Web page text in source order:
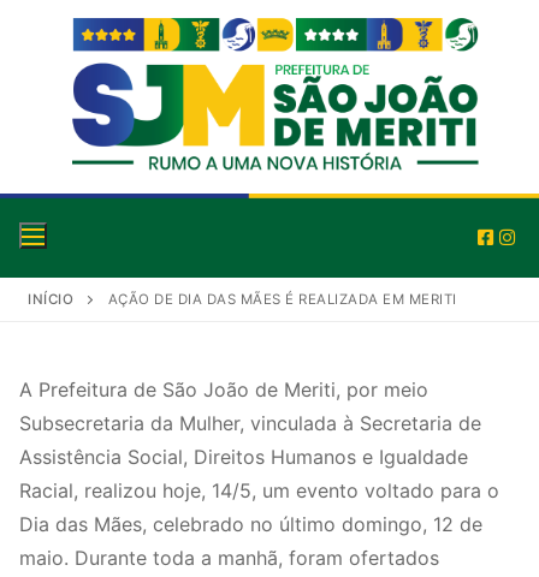
INÍCIO AÇÃO DE DIA DAS MÃES É REALIZADA EM MERITI
A Prefeitura de São João de Meriti, por meio
Subsecretaria da Mulher, vinculada à Secretaria de
Assistência Social, Direitos Humanos e Igualdade
Racial, realizou hoje, 14/5, um evento voltado para o
Dia das Mães, celebrado no último domingo, 12 de
maio. Durante toda a manhã, foram ofertados